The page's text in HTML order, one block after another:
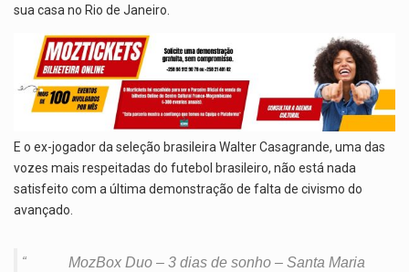
sua casa no Rio de Janeiro.
E o ex-jogador da seleção brasileira Walter Casagrande, uma das
vozes mais respeitadas do futebol brasileiro, não está nada
satisfeito com a última demonstração de falta de civismo do
avançado.
MozBox Duo – 3 dias de sonho – Santa Maria